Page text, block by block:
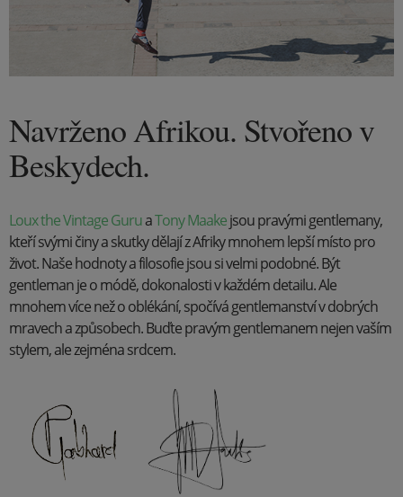
Navrženo Afrikou. Stvořeno v
Beskydech.
Loux the Vintage GuruaTony Maakejsou pravými gentlemany,
kteří svými činy a skutky dělají z Afriky mnohem lepší místo pro
život. Naše hodnoty a filosofie jsou si velmi podobné. Být
gentleman je o módě, dokonalosti v každém detailu. Ale
mnohem více než o oblékání, spočívá gentlemanství v dobrých
mravech a způsobech. Buďte pravým gentlemanem nejen vaším
stylem, ale zejména srdcem.